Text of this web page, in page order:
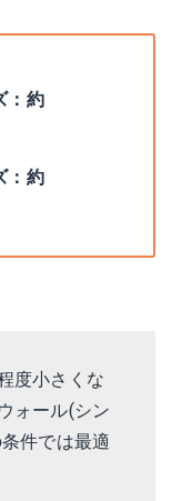
：約
：約
度小さくな
ォール(シン
件では最適